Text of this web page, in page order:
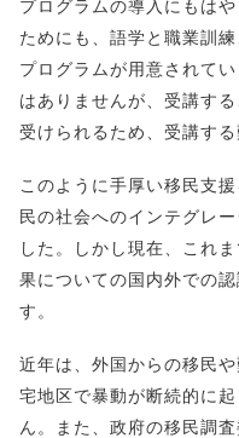
プログラムの導入にもは
ためにも、語学と職業訓
プログラムが用意されて
はありませんが、受講す
受けられるため、受講す
このように手厚い移民支
民の社会へのインテグレ
した。しかし現在、これ
果についての国内外での
す。
近年は、外国からの移民
宅地区で暴動が断続的に
ん。また、政府の移民調